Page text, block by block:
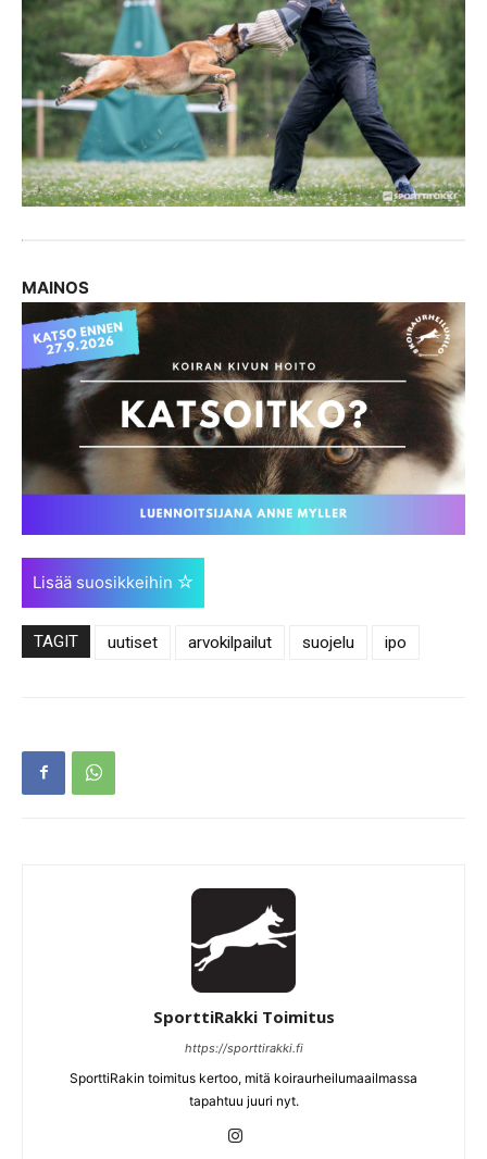
MAINOS
Lisää suosikkeihin
TAGIT uutiset arvokilpailut suojelu ipo
SporttiRakki Toimitus
https://sporttirakki.fi
SporttiRakin toimitus kertoo, mitä koiraurheilumaailmassa
tapahtuu juuri nyt.